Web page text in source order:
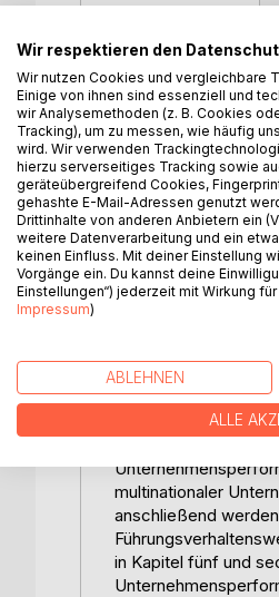
BESCHREIBUNG
Die
neuer Märkte und
vielen Gründen, die
Geschäftstätigkeit
deutliche
den einzelnen
Zielerreichung sind
Anforderungen
Bewältigung
Zufriedenheit, das
motiviert, sich für
erwartungen von
verschiedenen
Unternehmenssinne
darüber, ob ein
Ziel dieser Arbeit
multinationaler
anschließend
in Kapitel fünf und
Wir respektieren den
Wir nutzen Cookies und vergleichbare
Einige von ihnen sind essenziell und
wir Analysemethoden (z. B. Cookies
Tracking), um zu messen, wie häufig
wird. Wir verwenden
hierzu serverseitiges Tracking sowie
geräteübergreifend Cookies,
gehashte E-Mail-Adressen genutzt
Drittinhalte von anderen Anbietern ein
weitere Datenverarbeitung und ein
keinen Einfluss. Mit deiner Einstellung
Vorgänge ein. Du kannst deine
Einstellungen“) jederzeit mit Wirkung
Impressum)
ABLEHNEN
ALLE